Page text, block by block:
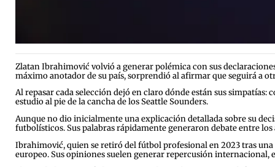
Zlatan Ibrahimović volvió a generar polémica con sus
máximo anotador de su país, sorprendió al afirmar que seguirá a
Al repasar cada selección dejó en claro dónde están sus simpatías:
estudio al pie de la cancha de los Seattle Sounders.
Aunque no dio inicialmente una explicación detallada sobre su
futbolísticos. Sus palabras rápidamente generaron debate entre
Ibrahimović, quien se retiró del fútbol profesional en 2023 tras una
europeo. Sus opiniones suelen generar repercusión